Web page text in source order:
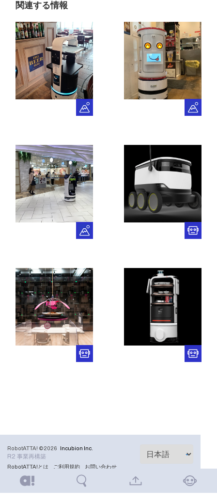
関連する情報
RobotATTA! ©2026 Incubion Inc.
R2 事業再構築
RobotATTA!とは ご利用規約 お問い合わせ